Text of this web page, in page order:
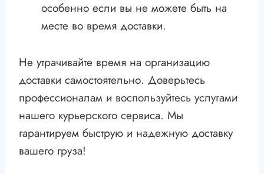
особенно если вы не можете быть на
месте во время доставки.
Не утрачивайте время на организацию
доставки самостоятельно. Доверьтесь
профессионалам и воспользуйтесь услугами
нашего курьерского сервиса. Мы
гарантируем быструю и надежную доставку
вашего груза!